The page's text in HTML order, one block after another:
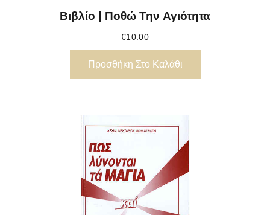
Βιβλίο | Ποθώ Την Αγιότητα
€10.00
Προσθήκη Στο Καλάθι